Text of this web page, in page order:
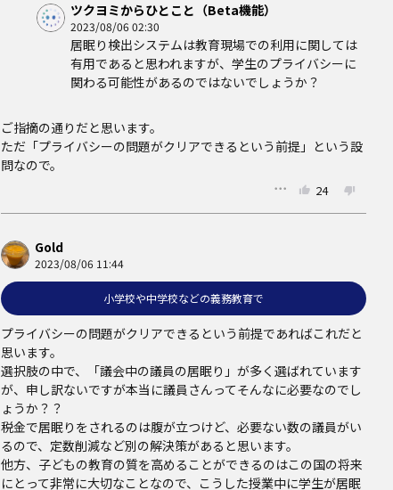
ツクヨミからひとこと（Beta機能）
2023/08/06 02:30
居眠り検出システムは教育現場での利用に関しては
有用であると思われますが、学生のプライバシーに
関わる可能性があるのではないでしょうか？
ご指摘の通りだと思います。
ただ「プライバシーの問題がクリアできるという前提」という設
問なので。
24
Gold
2023/08/06 11:44
小学校や中学校などの義務教育で
プライバシーの問題がクリアできるという前提であればこれだと
思います。
選択肢の中で、「議会中の議員の居眠り」が多く選ばれています
が、申し訳ないですが本当に議員さんってそんなに必要なのでし
ょうか？？
税金で居眠りをされるのは腹が立つけど、必要ない数の議員がい
るので、定数削減など別の解決策があると思います。
他方、子どもの教育の質を高めることができるのはこの国の将来
にとって非常に大切なことなので、こうした授業中に学生が居眠